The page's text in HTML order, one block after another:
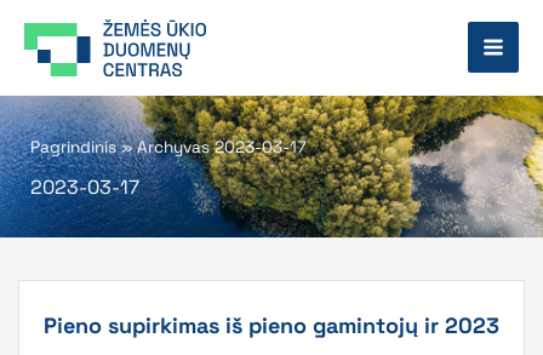
prie
Pagrindinis»Archyvas 2023-03-17
2023-03-17
Pieno supirkimas iš pieno gamintojų ir 2023